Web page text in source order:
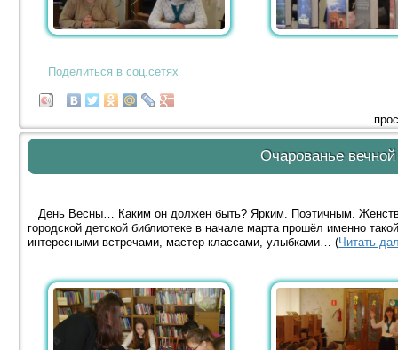
Поделиться в соц.сетях
Очарованье
День Весны… Каким он должен быть? Ярким. Поэтичным.
городской детской библиотеке в начале марта прошёл именно
интересными встречами, мастер-классами, улыбками… (Читать